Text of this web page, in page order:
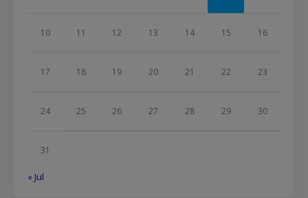
10 11 12 13 14 15 16
17 18 19 20 21 22 23
24 25 26 27 28 29 30
31
« Jul